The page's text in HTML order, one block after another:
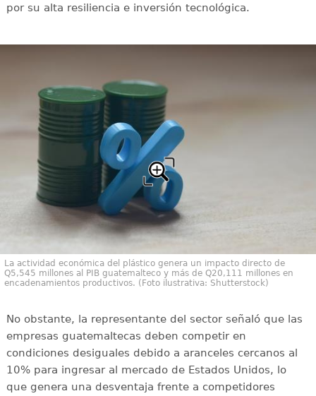
por su alta resiliencia e inversión tecnológica.
La actividad económica del plástico genera un impacto directo de
Q5,545 millones al PIB guatemalteco y más de Q20,111 millones en
encadenamientos productivos. (Foto ilustrativa: Shutterstock)
No obstante, la representante del sector señaló que las
empresas guatemaltecas deben competir en
condiciones desiguales debido a aranceles cercanos al
10% para ingresar al mercado de Estados Unidos, lo
que genera una desventaja frente a competidores